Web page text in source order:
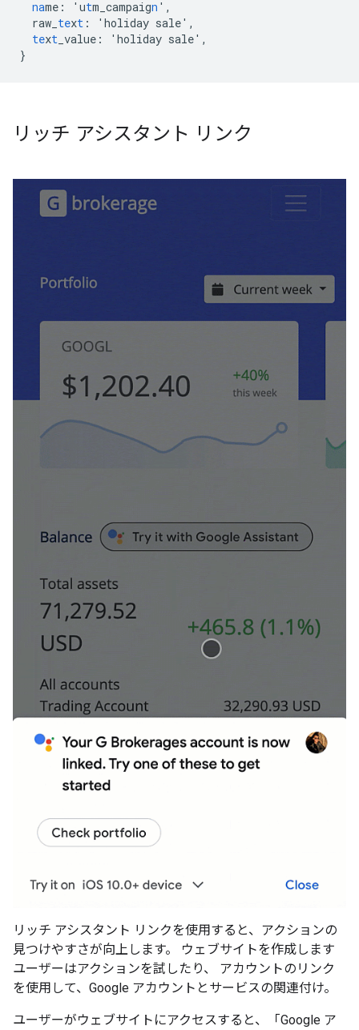
name : 'utm_campaign ' ,
raw_ text : 'holiday sale' ,
text _value : 'holiday sale' ,
}
リッチ アシスタント リンク
リッチ アシスタント リンクを使用すると、アクションの
見つけやすさが向上します。 ウェブサイトを作成します
ユーザーはアクションを試したり、 アカウントのリンク
を使用して、Google アカウントとサービスの関連付け。
ユーザーがウェブサイトにアクセスすると、「Google ア